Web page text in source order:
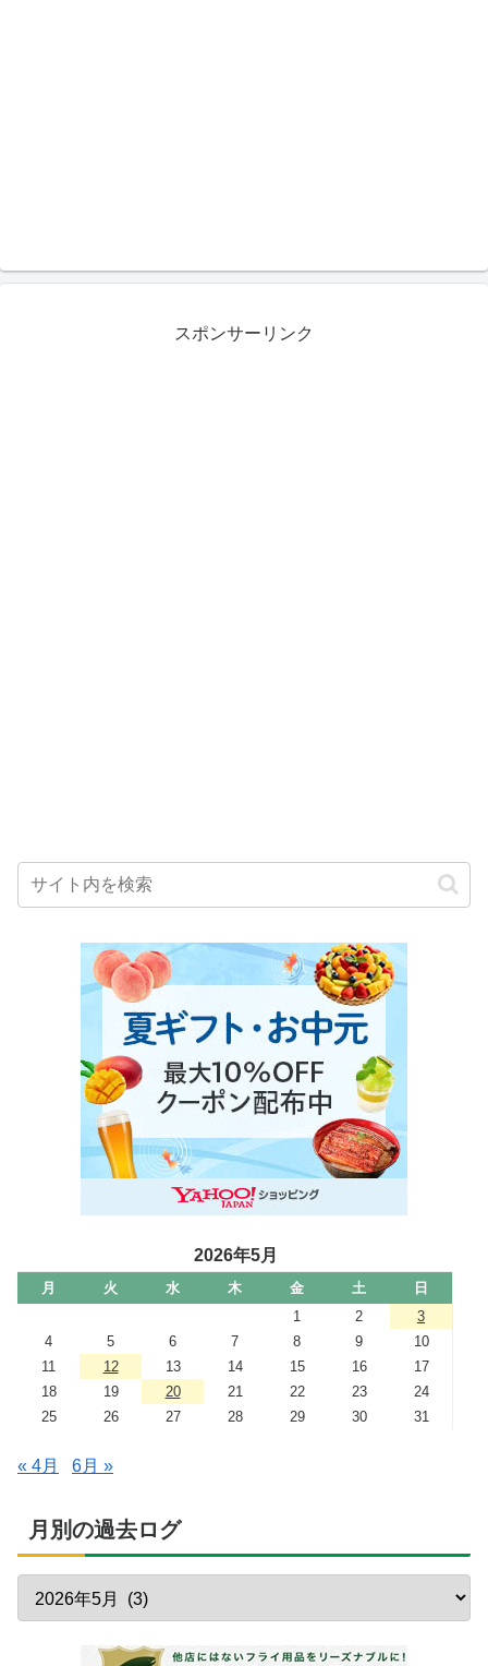
スポンサーリンク
2026年5月
月 火 水 木 金 土
日
1
2
3
4
5 6 7 8 9
10
11
12 13 14 15 16
17
18
19 20 21 22 23
24
25
26 27 28 29 30 31
« 4月 6月 »
月別の過去ログ